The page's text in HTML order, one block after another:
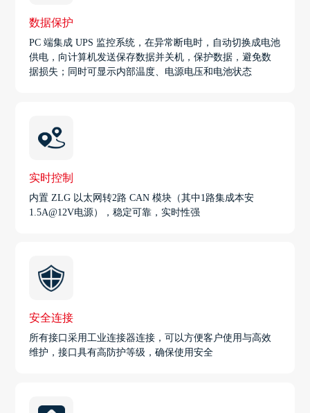
数据保护
PC 端集成 UPS 监控系统，在异常断电时，自动切换成电池
供电，向计算机发送保存数据并关机，保护数据，避免数
据损失；同时可显示内部温度、电源电压和电池状态
实时控制
内置 ZLG 以太网转2路 CAN 模块（其中1路集成本安
1.5A@12V电源），稳定可靠，实时性强
安全连接
所有接口采用工业连接器连接，可以方便客户使用与高效
维护，接口具有高防护等级，确保使用安全